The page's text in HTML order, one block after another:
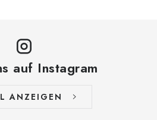
auf Instagram
ANZEIGEN